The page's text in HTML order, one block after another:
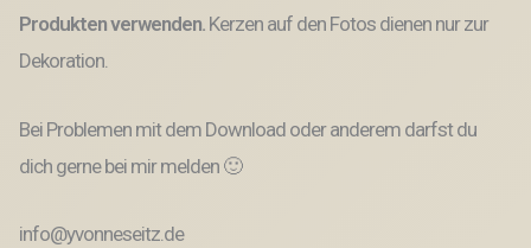
Produkten verwenden. Kerzen auf den Fotos dienen nur zur
Dekoration.
Bei Problemen mit dem Download oder anderem darfst du
dich gerne bei mir melden 🙂
info@yvonneseitz.de